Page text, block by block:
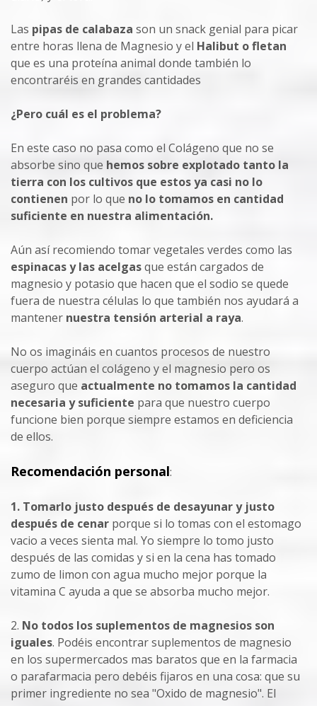
Las pipas de calabaza son un snack genial para picar
entre horas llena de Magnesio y el Halibut o fletan
que es una proteína animal donde también lo
encontraréis en grandes cantidades
¿Pero cuál es el problema?
En este caso no pasa como el Colágeno que no se
absorbe sino que hemos sobre explotado tanto la
tierra con los cultivos que estos ya casi no lo
contienen por lo que no lo tomamos en cantidad
suficiente en nuestra alimentación.
Aún así recomiendo tomar vegetales verdes como las
espinacas y las acelgasque están cargados de
magnesio y potasio que hacen que el sodio se quede
fuera de nuestra células lo que también nos ayudará a
mantener nuestra tensión arterial a raya.
No os imagináis en cuantos procesos de nuestro
cuerpo actúan el colágeno y el magnesio pero os
aseguro que actualmente no tomamos la cantidad
necesaria y suficiente para que nuestro cuerpo
funcione bien porque siempre estamos en deficiencia
de ellos.
Recomendación personal:
1. Tomarlo justo después de desayunar y justo
después de cenar porque si lo tomas con el estomago
vacio a veces sienta mal. Yo siempre lo tomo justo
después de las comidas y si en la cena has tomado
zumo de limon con agua mucho mejor porque la
vitamina C ayuda a que se absorba mucho mejor.
2. No todos los suplementos de magnesios son
iguales. Podéis encontrar suplementos de magnesio
en los supermercados mas baratos que en la farmacia
o parafarmacia pero debéis fijaros en una cosa: que su
primer ingrediente no sea "Oxido de magnesio". El